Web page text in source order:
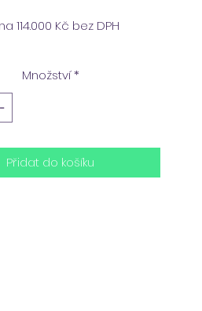
114.000 Kč bez DPH
Množství *
Přidat do košíku